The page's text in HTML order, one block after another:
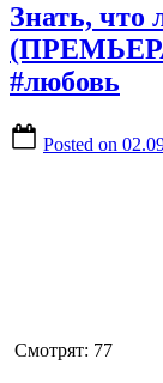
Знать, что
#любовь
Posted on
Смотрят: 77